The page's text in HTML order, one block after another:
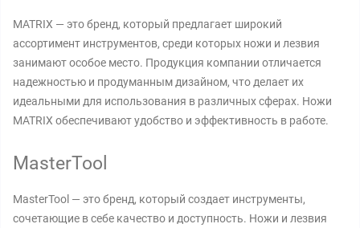
MATRIX — это бренд, который предлагает широкий
ассортимент инструментов, среди которых ножи и лезвия
занимают особое место. Продукция компании отличается
надежностью и продуманным дизайном, что делает их
идеальными для использования в различных сферах. Ножи
MATRIX обеспечивают удобство и эффективность в работе.
MasterTool
MasterTool — это бренд, который создает инструменты,
сочетающие в себе качество и доступность. Ножи и лезвия